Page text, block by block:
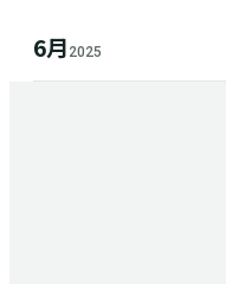
6月 2025